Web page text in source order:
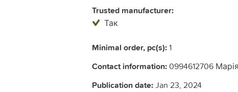
Trusted manufacturer:
Так
Minimal order, pc(s):1
Contact information:0994612706
Publication date:Jan 23, 2024